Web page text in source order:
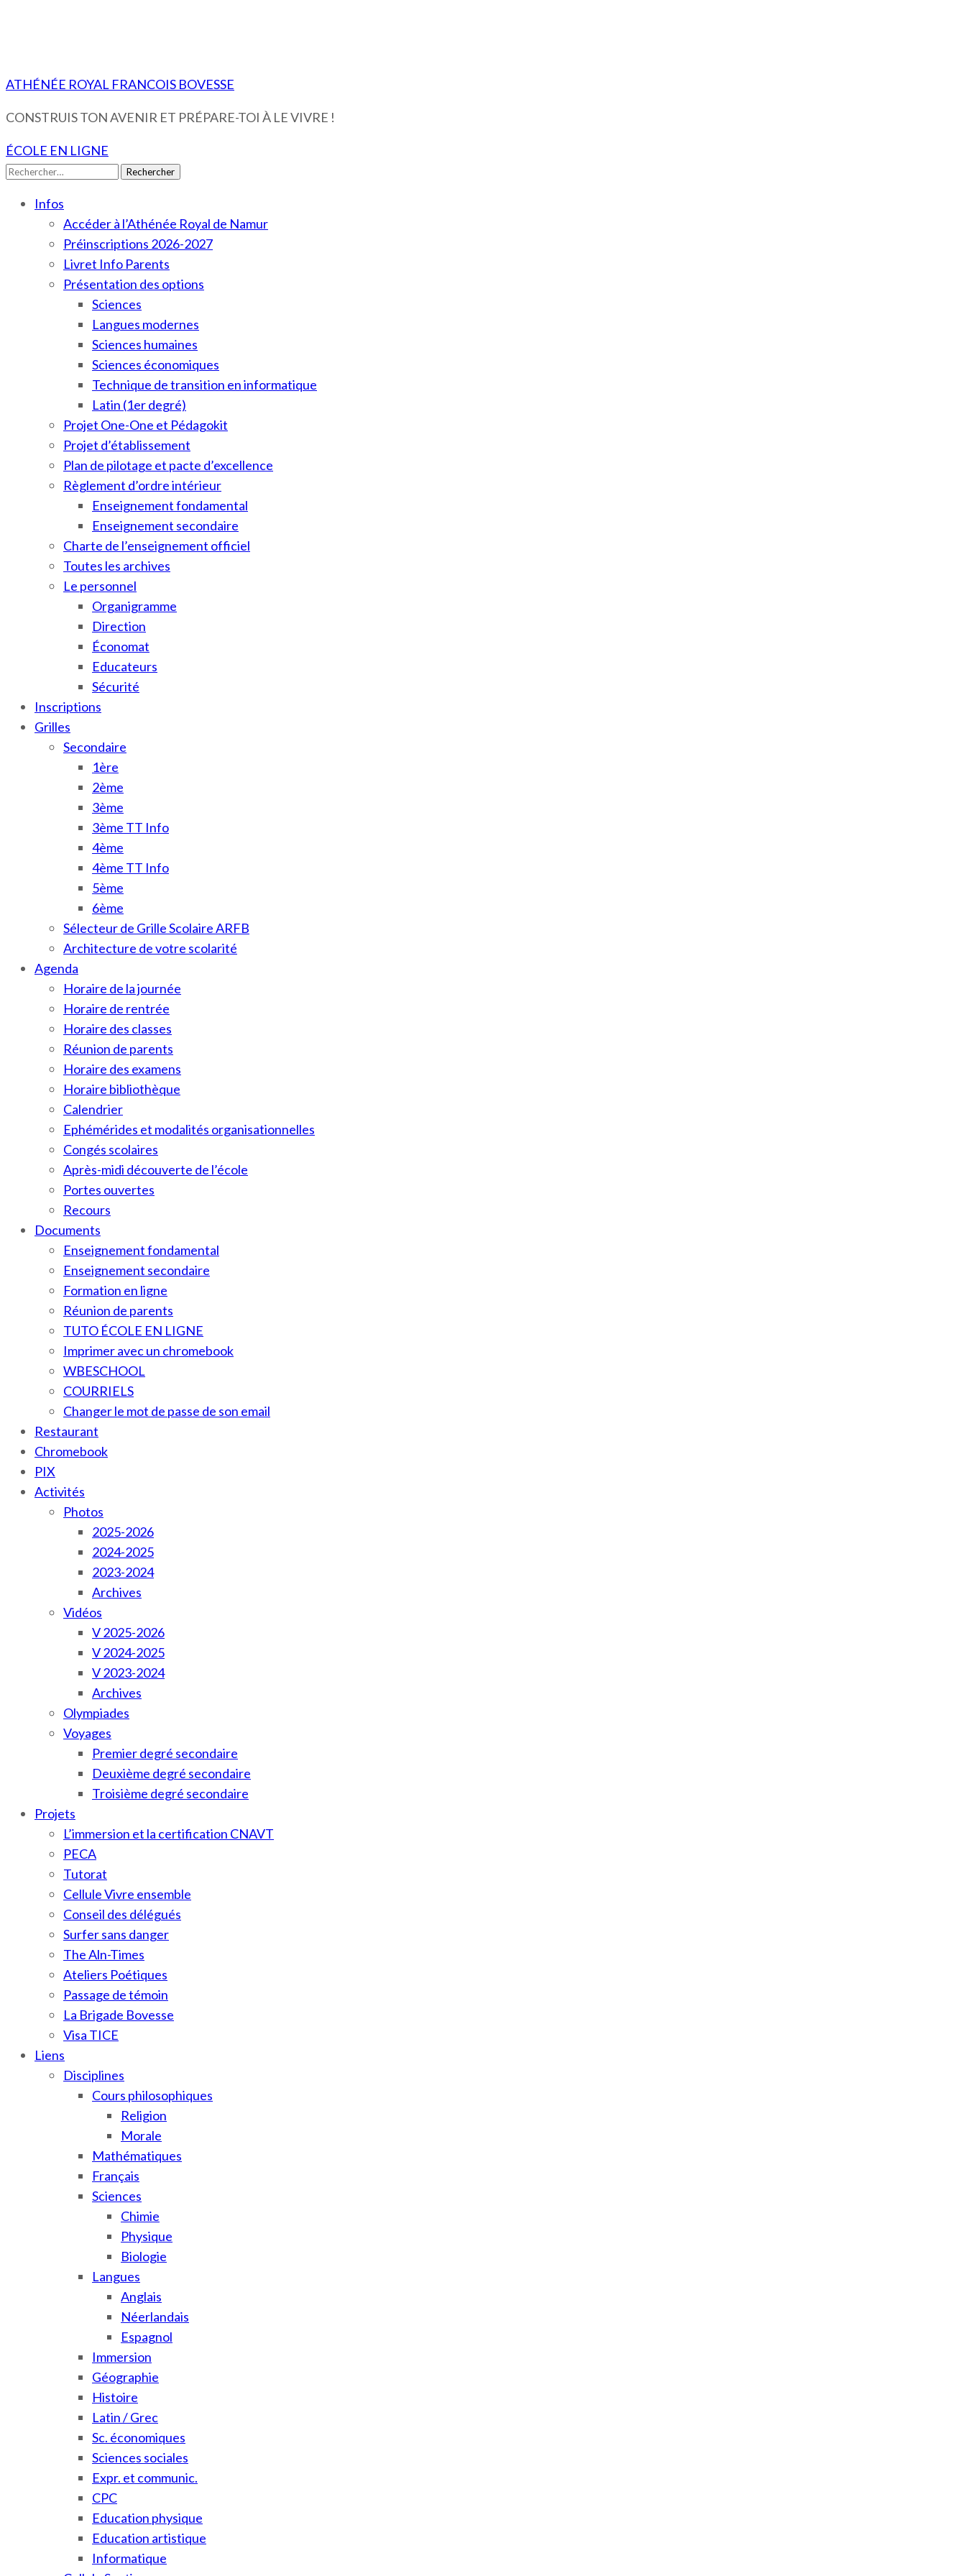
ATHÉNÉE ROYAL FRANCOIS BOVESSE
CONSTRUIS TON AVENIR ET PRÉPARE-TOI À LE VIVRE !
ÉCOLE EN LIGNE
Rechercher :
Infos
Accéder à l’Athénée Royal de Namur
Préinscriptions 2026-2027
Livret Info Parents
Présentation des options
Sciences
Langues modernes
Sciences humaines
Sciences économiques
Technique de transition en informatique
Latin (1er degré)
Projet One-One et Pédagokit
Projet d’établissement
Plan de pilotage et pacte d’excellence
Règlement d’ordre intérieur
Enseignement fondamental
Enseignement secondaire
Charte de l’enseignement officiel
Toutes les archives
Le personnel
Organigramme
Direction
Économat
Educateurs
Sécurité
Inscriptions
Grilles
Secondaire
1ère
2ème
3ème
3ème TT Info
4ème
4ème TT Info
5ème
6ème
Sélecteur de Grille Scolaire ARFB
Architecture de votre scolarité
Agenda
Horaire de la journée
Horaire de rentrée
Horaire des classes
Réunion de parents
Horaire des examens
Horaire bibliothèque
Calendrier
Ephémérides et modalités organisationnelles
Congés scolaires
Après-midi découverte de l’école
Portes ouvertes
Recours
Documents
Enseignement fondamental
Enseignement secondaire
Formation en ligne
Réunion de parents
TUTO ÉCOLE EN LIGNE
Imprimer avec un chromebook
WBESCHOOL
COURRIELS
Changer le mot de passe de son email
Restaurant
Chromebook
PIX
Activités
Photos
2025-2026
2024-2025
2023-2024
Archives
Vidéos
V 2025-2026
V 2024-2025
V 2023-2024
Archives
Olympiades
Voyages
Premier degré secondaire
Deuxième degré secondaire
Troisième degré secondaire
Projets
L’immersion et la certification CNAVT
PECA
Tutorat
Cellule Vivre ensemble
Conseil des délégués
Surfer sans danger
The Aln-Times
Ateliers Poétiques
Passage de témoin
La Brigade Bovesse
Visa TICE
Liens
Disciplines
Cours philosophiques
Religion
Morale
Mathématiques
Français
Sciences
Chimie
Physique
Biologie
Langues
Anglais
Néerlandais
Espagnol
Immersion
Géographie
Histoire
Latin / Grec
Sc. économiques
Sciences sociales
Expr. et communic.
CPC
Education physique
Education artistique
Informatique